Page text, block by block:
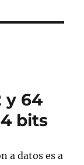
y 64
bits
a datos es a